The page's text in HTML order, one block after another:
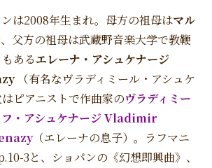
は2008年生まれ。母方の祖母はマル
、父方の祖母は武蔵野音楽大学で教鞭
あるエレーナ・アシュケナージ
（有名なヴラディミール・アシュケ
ピアニストで作曲家のヴラディミー
フ・アシュケナージ Vladimir
（エレーナの息子）。ラフマニ
3と、ショパンの《幻想即興曲》、